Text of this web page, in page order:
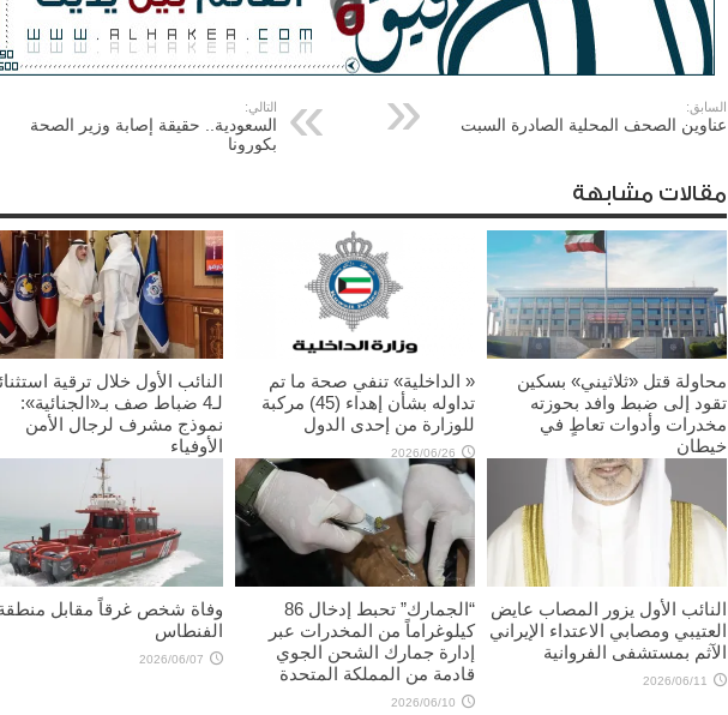
السابق:
عناوين الصحف المحلية الصادرة السبت
التالي:
السعودية.. حقيقة إصابة وزير الصحة
بكورونا
مقالات مشابهة
محاولة قتل «ثلاثيني» بسكين
تقود إلى ضبط وافد بحوزته
مخدرات وأدوات تعاطٍ في
خيطان
2026/06/26
« الداخلية» تنفي صحة ما تم
تداوله بشأن إهداء (45) مركبة
للوزارة من إحدى الدول
2026/06/26
النائب الأول خلال ترقية
لـ4 ضباط صف بـ«الجنائية»:
نموذج مشرف لرجال الأمن
الأوفياء
النائب الأول يزور المصاب عايض
العتيبي ومصابي الاعتداء الإيراني
الآثم بمستشفى الفروانية
2026/06/11
“الجمارك” تحبط إدخال 86
كيلوغراماً من المخدرات عبر
إدارة جمارك الشحن الجوي
قادمة من المملكة المتحدة
2026/06/10
وفاة شخص غرقاً مقابل
الفنطاس
2026/06/07